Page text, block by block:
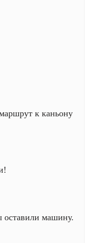
к каньону
оставили машину.